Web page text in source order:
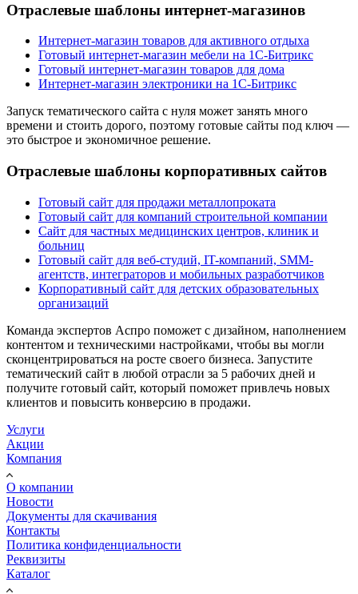
Отраслевые шаблоны интернет-магазинов
Интернет-магазин товаров для активного отдыха
Готовый интернет-магазин мебели на 1С-Битрикс
Готовый интернет-магазин товаров для дома
Интернет-магазин электроники на 1С-Битрикс
Запуск тематического сайта с нуля может занять много
времени и стоить дорого, поэтому готовые сайты под ключ —
это быстрое и экономичное решение.
Отраслевые шаблоны корпоративных сайтов
Готовый сайт для продажи металлопроката
Готовый сайт для компаний строительной компании
Сайт для частных медицинских центров, клиник и
больниц
Готовый сайт для веб-студий, IT-компаний, SMM-
агентств, интеграторов и мобильных разработчиков
Корпоративный сайт для детских образовательных
организаций
Команда экспертов Аспро поможет с дизайном, наполнением
контентом и техническими настройками, чтобы вы могли
сконцентрироваться на росте своего бизнеса. Запустите
тематический сайт в любой отрасли за 5 рабочих дней и
получите готовый сайт, который поможет привлечь новых
клиентов и повысить конверсию в продажи.
Услуги
Акции
Компания
О компании
Новости
Документы для скачивания
Контакты
Политика конфиденциальности
Реквизиты
Каталог